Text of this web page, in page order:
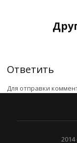
Ответить
Для отправки